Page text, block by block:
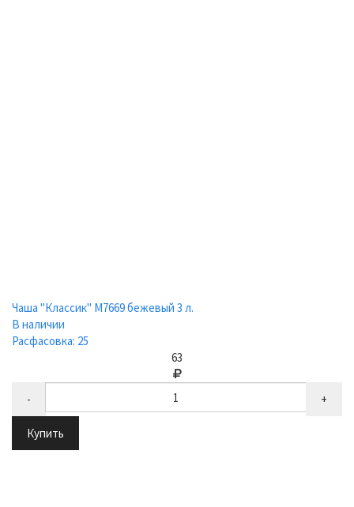
Чаша "Классик" М7669 бежевый 3 л.
В наличии
Расфасовка: 25
63
- +
Купить